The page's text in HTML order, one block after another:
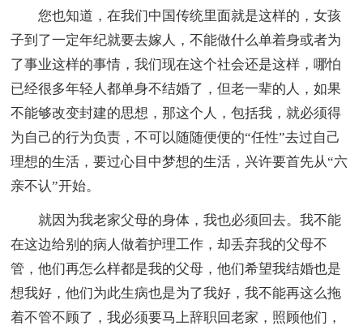
您也知道，在我们中国传统里面就是这样的，女孩
子到了一定年纪就要去嫁人，不能做什么单着身或者为
了事业这样的事情，我们现在这个社会还是这样，哪怕
已经很多年轻人都单身不结婚了，但老一辈的人，如果
不能够改变封建的思想，那这个人，包括我，就必须得
为自己的行为负责，不可以随随便便的“任性”去过自己
理想的生活，要过心目中梦想的生活，兴许要首先从“六
亲不认”开始。
就因为我老家父母的身体，我也必须回去。我不能
在这边给别的病人做着护理工作，却丢弃我的父母不
管，他们再怎么样都是我的父母，他们希望我结婚也是
想我好，他们为此生病也是为了我好，我不能再这么拖
着不管不顾了，我必须要马上辞职回老家，照顾他们，